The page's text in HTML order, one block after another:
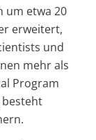
um etwa 20
erweitert,
und
mehr als
Program
besteht